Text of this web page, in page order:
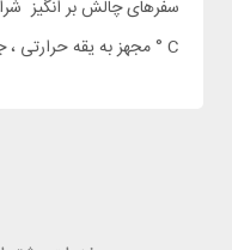
° C مجهز به یقه حرارتی ، جیب های داخلی و خارجی ، زیپ دو طرفه عایق حرارتی و سایر ملزومات است.